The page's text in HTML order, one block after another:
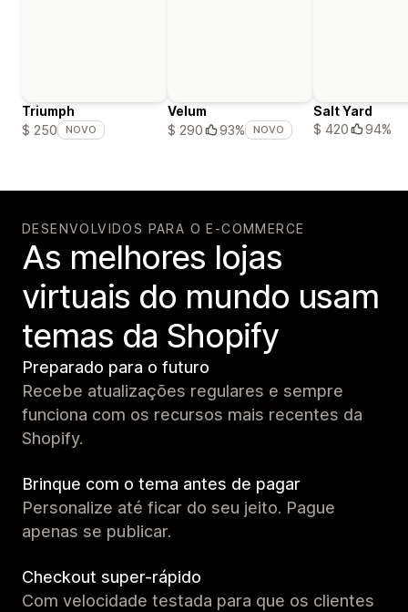
Triumph
$ 250
NOVO
Velum
$ 290
93% NOVO
Salt Yard
$ 420
94%
DESENVOLVIDOS PARA O E-COMMERCE
As melhores lojas
virtuais do mundo usam
temas da Shopify
Preparado para o futuro
Recebe atualizações regulares e sempre
funciona com os recursos mais recentes da
Shopify.
Brinque com o tema antes de pagar
Personalize até ficar do seu jeito. Pague
apenas se publicar.
Checkout super-rápido
Com velocidade testada para que os clientes